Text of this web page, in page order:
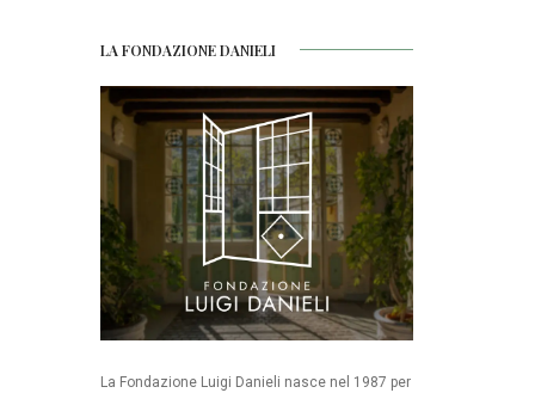
LA FONDAZIONE DANIELI
La Fondazione Luigi Danieli nasce nel 1987 per